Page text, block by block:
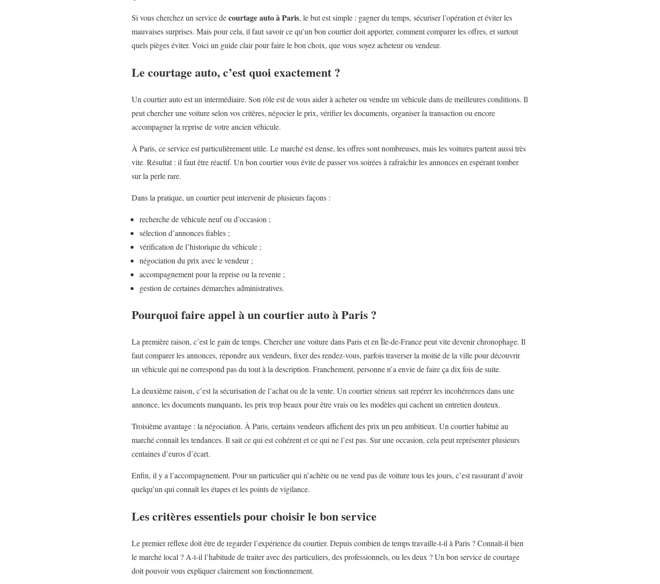
Si vous cherchez un service decourtage auto à Paris, le but est simple : gagner du temps, sécuriser l’opération et éviter les
mauvaises surprises. Mais pour cela, il faut savoir ce qu’un bon courtier doit apporter, comment comparer les offres, et surtout
quels pièges éviter. Voici un guide clair pour faire le bon choix, que vous soyez acheteur ou vendeur.
Le courtage auto, c’est quoi exactement ?
Un courtier auto est un intermédiaire. Son rôle est de vous aider à acheter ou vendre un véhicule dans de meilleures conditions. Il
peut chercher une voiture selon vos critères, négocier le prix, vérifier les documents, organiser la transaction ou encore
accompagner la reprise de votre ancien véhicule.
À Paris, ce service est particulièrement utile. Le marché est dense, les offres sont nombreuses, mais les voitures partent aussi très
vite. Résultat : il faut être réactif. Un bon courtier vous évite de passer vos soirées à rafraîchir les annonces en espérant tomber
sur la perle rare.
Dans la pratique, un courtier peut intervenir de plusieurs façons :
recherche de véhicule neuf ou d’occasion ;
sélection d’annonces fiables ;
vérification de l’historique du véhicule ;
négociation du prix avec le vendeur ;
accompagnement pour la reprise ou la revente ;
gestion de certaines démarches administratives.
Pourquoi faire appel à un courtier auto à Paris ?
La première raison, c’est le gain de temps. Chercher une voiture dans Paris et en Île-de-France peut vite devenir chronophage. Il
faut comparer les annonces, répondre aux vendeurs, fixer des rendez-vous, parfois traverser la moitié de la ville pour découvrir
un véhicule qui ne correspond pas du tout à la description. Franchement, personne n’a envie de faire ça dix fois de suite.
La deuxième raison, c’est la sécurisation de l’achat ou de la vente. Un courtier sérieux sait repérer les incohérences dans une
annonce, les documents manquants, les prix trop beaux pour être vrais ou les modèles qui cachent un entretien douteux.
Troisième avantage : la négociation. À Paris, certains vendeurs affichent des prix un peu ambitieux. Un courtier habitué au
marché connaît les tendances. Il sait ce qui est cohérent et ce qui ne l’est pas. Sur une occasion, cela peut représenter plusieurs
centaines d’euros d’écart.
Enfin, il y a l’accompagnement. Pour un particulier qui n’achète ou ne vend pas de voiture tous les jours, c’est rassurant d’avoir
quelqu’un qui connaît les étapes et les points de vigilance.
Les critères essentiels pour choisir le bon service
Le premier réflexe doit être de regarder l’expérience du courtier. Depuis combien de temps travaille-t-il à Paris ? Connaît-il bien
le marché local ? A-t-il l’habitude de traiter avec des particuliers, des professionnels, ou les deux ? Un bon service de courtage
doit pouvoir vous expliquer clairement son fonctionnement.